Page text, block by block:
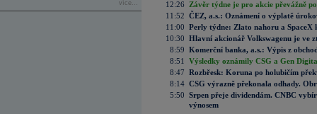
více...
12:26
Závěr týdne je pro akcie převážně
11:52 ČEZ, a.s.: Oznámení o výplatě
11:00 Perly týdne: Zlato nahoru a SpaceX
10:30 Hlavní akcionář Volkswagenu je ve
8:59 Komerční banka, a.s.: Výpis z
8:51
Výsledky oznámily CSG a Gen
8:47 Rozbřesk: Koruna po holubičím
8:14 CSG výrazně překonala odhady.
5:50 Srpen přeje dividendám. CNBC
výnosem